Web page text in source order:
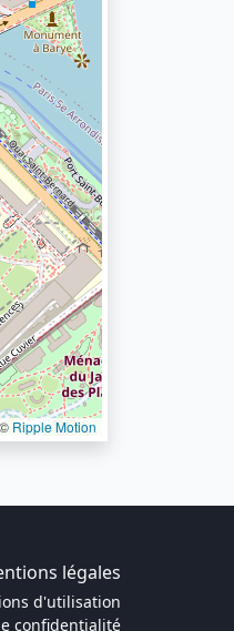
Ripple Motion
légales
d'utilisation
confidentialité